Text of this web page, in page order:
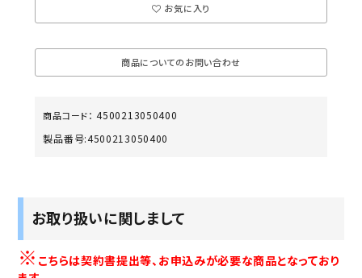
お気に入り
商品についてのお問い合わせ
商品コード： 4500213050400
製品番号:4500213050400
お取り扱いに関しまして
※ こちらは契約書提出等、お申込みが必要な商品となっており